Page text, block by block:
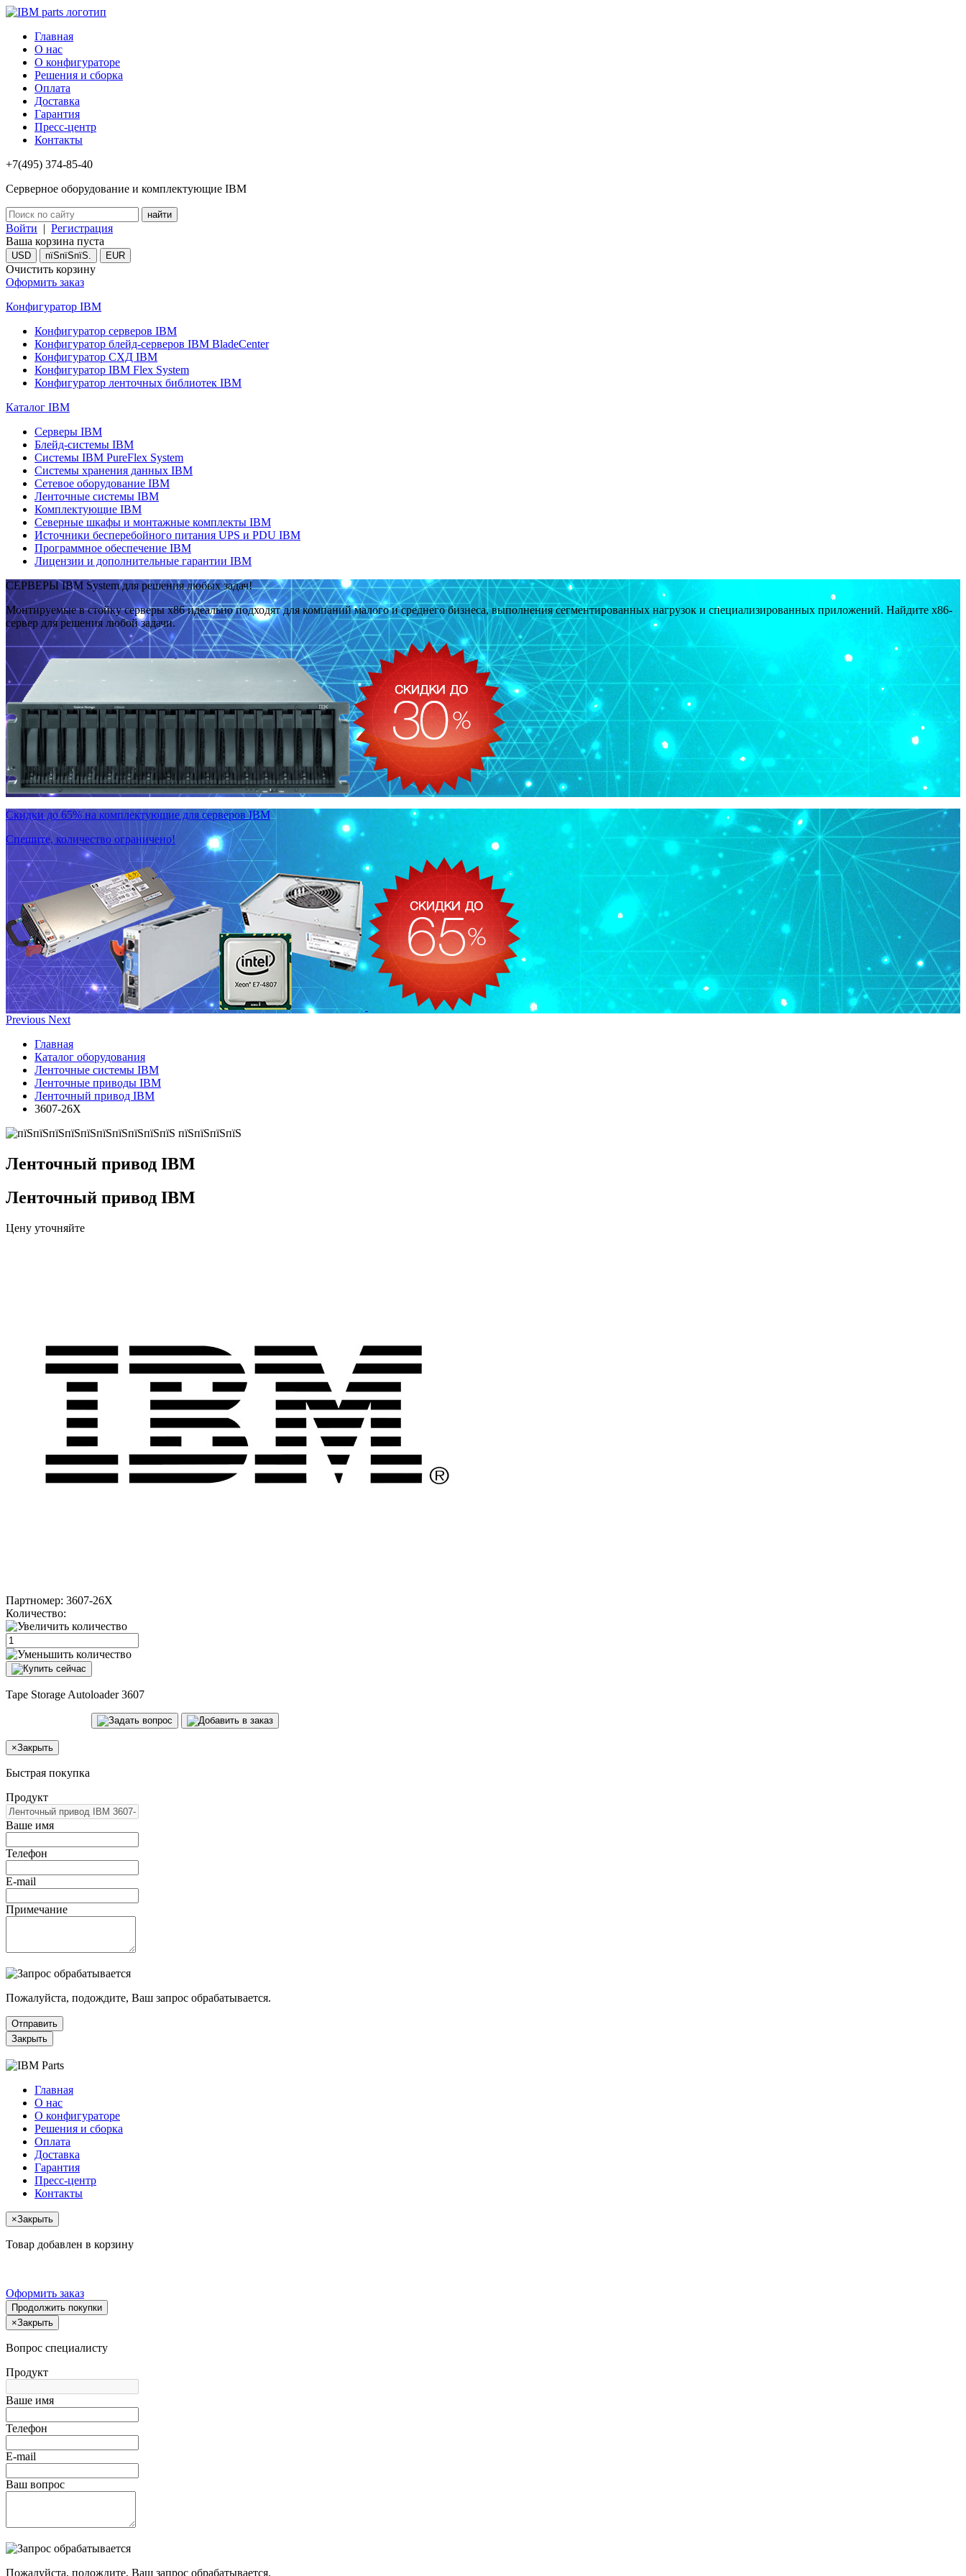
Главная
О нас
О конфигураторе
Решения и сборка
Оплата
Доставка
Гарантия
Пресс-центр
Контакты
+7(495) 374-85-40
Серверное оборудование и комплектующие IBM
Войти | Регистрация
Ваша корзина пуста
USD пїЅпїЅпїЅ. EUR
Очистить корзину
Оформить заказ
Конфигуратор IBM
Конфигуратор серверов IBM
Конфигуратор блейд-серверов IBM BladeCenter
Конфигуратор СХД IBM
Конфигуратор IBM Flex System
Конфигуратор ленточных библиотек IBM
Каталог IBM
Серверы IBM
Блейд-системы IBM
Системы IBM PureFlex System
Системы хранения данных IBM
Сетевое оборудование IBM
Ленточные системы IBM
Комплектующие IBM
Северные шкафы и монтажные комплекты IBM
Источники бесперебойного питания UPS и PDU IBM
Программное обеспечение IBM
Лицензии и дополнительные гарантии IBM
СЕРВЕРЫ IBM System для решения любых задач!
Монтируемые в стойку серверы x86 идеально подходят для компаний малого и среднего бизнеса, выполнения сегментированных нагрузок и специализированных приложений. Найдите x86-
сервер для решения любой задачи.
Скидки до 65% на комплектующие для серверов IBM
Спешите, количество ограничено!
Previous Next
Главная
Каталог оборудования
Ленточные системы IBM
Ленточные приводы IBM
Ленточный привод IBM
3607-26X
Ленточный привод IBM
Ленточный привод IBM
Цену уточняйте
Партномер: 3607-26X
Количество:
Tape Storage Autoloader 3607
×Закрыть
Быстрая покупка
Продукт
Ваше имя
Телефон
E-mail
Примечание
Пожалуйста, подождите, Ваш запрос обрабатывается.
Отправить
Закрыть
Главная
О нас
О конфигураторе
Решения и сборка
Оплата
Доставка
Гарантия
Пресс-центр
Контакты
×Закрыть
Товар добавлен в корзину
Оформить заказ
Продолжить покупки
×Закрыть
Вопрос специалисту
Продукт
Ваше имя
Телефон
E-mail
Ваш вопрос
Пожалуйста, подождите, Ваш запрос обрабатывается.